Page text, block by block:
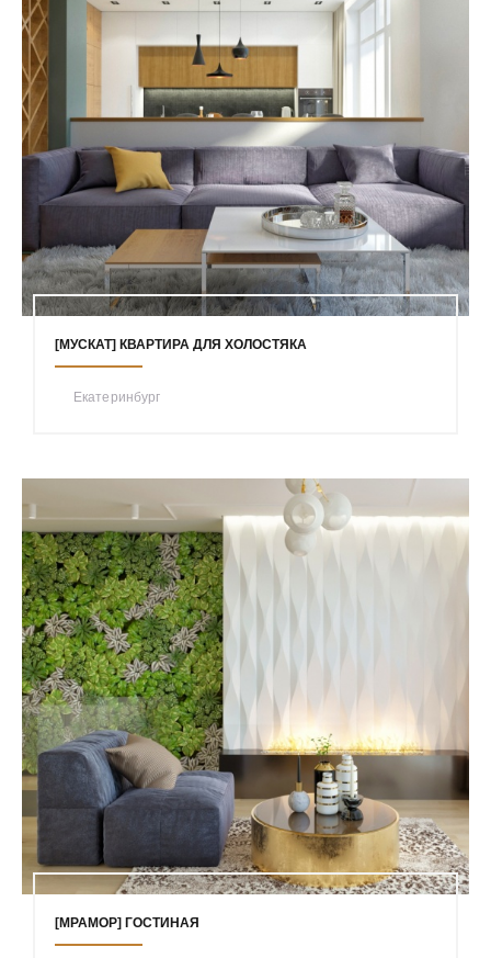
[МУСКАТ] КВАРТИРА ДЛЯ ХОЛОСТЯКА
Екатеринбург
[МРАМОР] ГОСТИНАЯ